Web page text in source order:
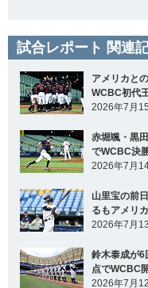
試合レポート 関連
アメリカと
WCBC初代
2026年7月
赤堀颯・黒
でWCBC決
2026年7月
山里宝の前
るもアメリ
2026年7月
鈴木泰成が6
点でWCBC
2026年7月